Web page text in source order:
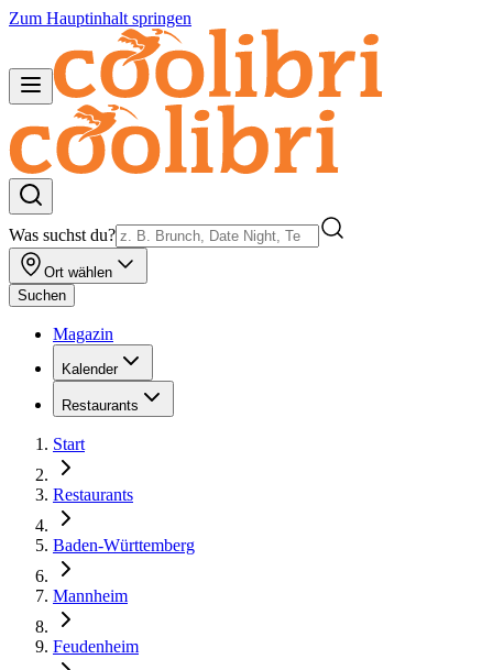
Zum Hauptinhalt springen
Was suchst du?
Ort wählen
Suchen
Magazin
Kalender
Restaurants
Start
Restaurants
Baden-Württemberg
Mannheim
Feudenheim